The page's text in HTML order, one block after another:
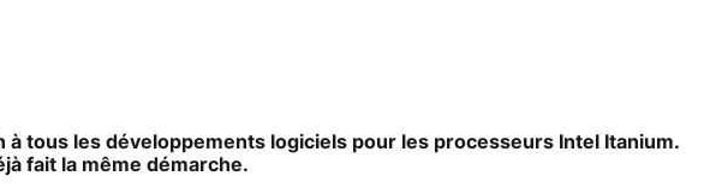
à tous les développements logiciels pour les processeurs Intel Itanium.
fait la même démarche.